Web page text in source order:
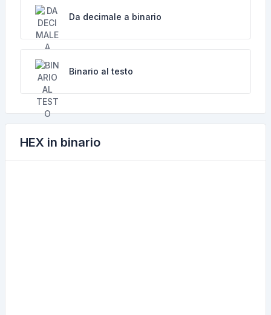
Da decimale a binario
Binario al testo
HEX in binario